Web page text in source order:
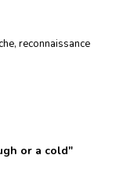
, reconnaissance
or a cold"